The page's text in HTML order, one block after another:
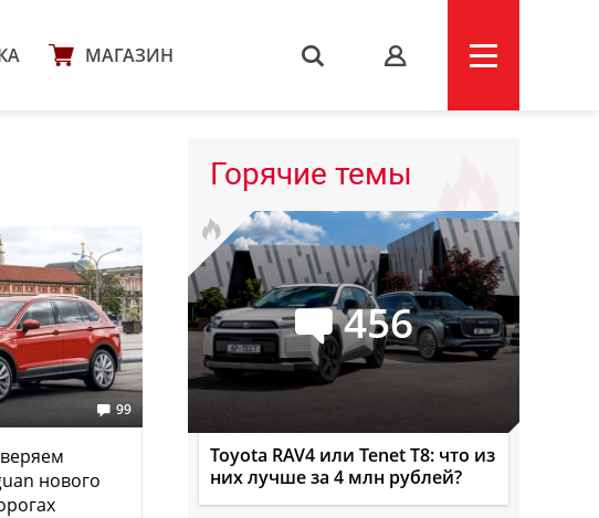
МАГАЗИН s
99
нового
Горячие темы
456
Toyota RAV4 или Tenet T8: что из
них лучше за 4 млн рублей?